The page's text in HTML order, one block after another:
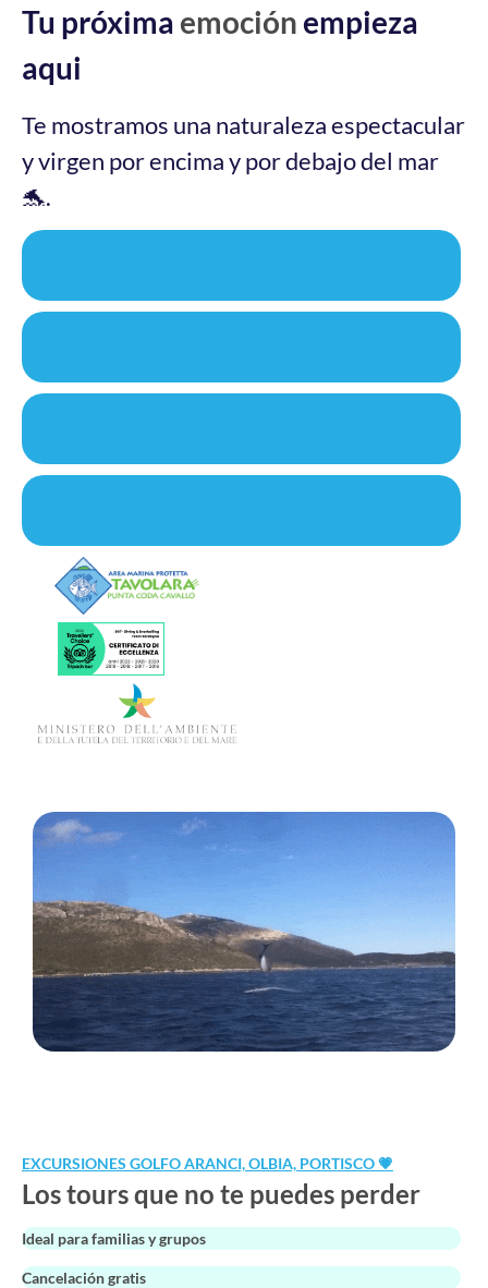
Tu próxima emociónempieza
aqui
Te mostramos una naturaleza espectacular
y virgen por encima y por debajo del mar
🐬.
EXCURSIONES GOLFO ARANCI, OLBIA, PORTISCO 💗
Los tours que no te puedes perder
Ideal para familias y grupos
Cancelación gratis